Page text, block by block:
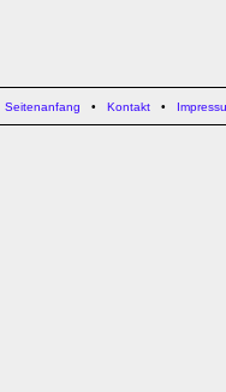
Seitenanfang • Kontakt•